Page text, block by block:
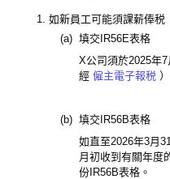
如新員工可能須課薪俸税
(a) 填交IR56E表格
X公司須於2025年
經 僱主電子報税
(b) 填交IR56B表格
如直至2026年3月
月初收到有關年度
份IR56B表格。